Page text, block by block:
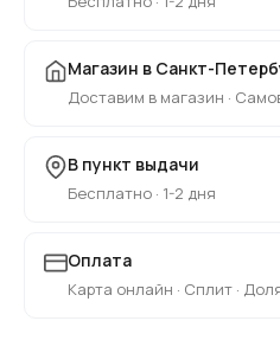
Магазин в Санкт-
Доставим в магазин ·
В пункт выдачи
Бесплатно · 1-2 дня
Оплата
Карта онлайн · Сплит ·